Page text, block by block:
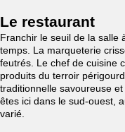
Le restaurant
Franchir le seuil de la salle
temps. La marqueterie
feutrés. Le chef de cuisine
produits du terroir
traditionnelle savoureuse
êtes ici dans le sud-ouest,
varié.